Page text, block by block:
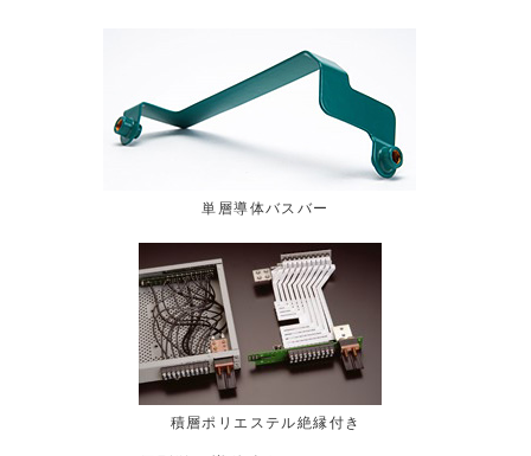
単層導体バスバー
積層ポリエステル絶縁付き